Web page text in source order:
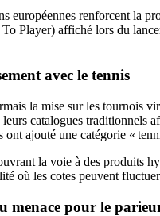
européennes renforcent la
Player) affiché lors du
avec le tennis
la mise sur les tournois
catalogues
ajouté une catégorie «
la voie à des produits
où les cotes peuvent
menace pour le